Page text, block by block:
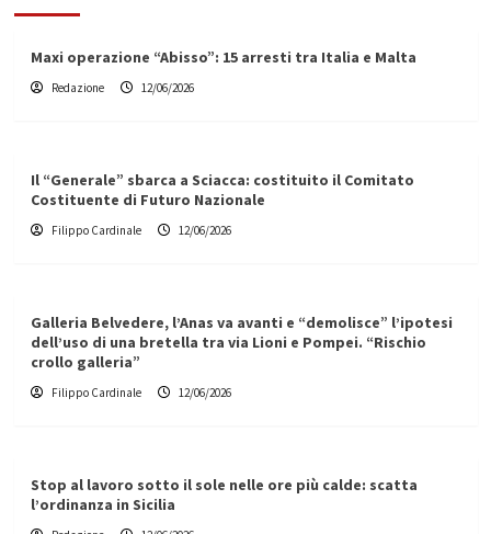
Maxi operazione “Abisso”: 15 arresti tra Italia e Malta
Redazione 12/06/2026
Il “Generale” sbarca a Sciacca: costituito il Comitato
Costituente di Futuro Nazionale
Filippo Cardinale 12/06/2026
Galleria Belvedere, l’Anas va avanti e “demolisce” l’ipotesi
dell’uso di una bretella tra via Lioni e Pompei. “Rischio
crollo galleria”
Filippo Cardinale 12/06/2026
Stop al lavoro sotto il sole nelle ore più calde: scatta
l’ordinanza in Sicilia